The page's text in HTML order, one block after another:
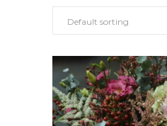
Default sorting